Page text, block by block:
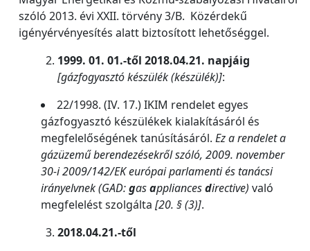
szóló 2013. évi XXII. törvény 3/B. Közérdekű
igényérvényesítés alatt biztosított lehetőséggel.
1999. 01. 01.-től 2018.04.21. napjáig
[gázfogyasztó készülék (készülék)]:
22/1998. (IV. 17.) IKIM rendelet egyes
gázfogyasztó készülékek kialakításáról és
megfelelőségének tanúsításáról. Ez a rendelet a
gázüzemű berendezésekről szóló, 2009. november
30-i 2009/142/EK európai parlamenti és tanácsi
irányelvnek (GAD:gasappliancesdirective) való
megfelelést szolgálta [20. § (3)].
2018.04.21.-től